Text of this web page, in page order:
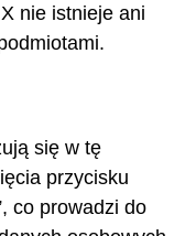
nie istnieje ani
się w tę
przycisku
co prowadzi do